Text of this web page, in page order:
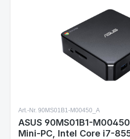
Art.-Nr. 90MS01B1-M00450_A
ASUS 90MS01B1-
Mini-PC, Intel Core i7-